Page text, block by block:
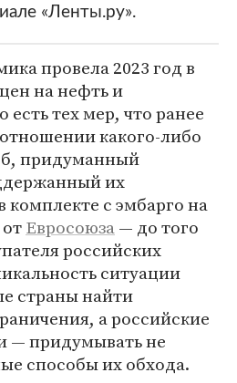
«Ленты.ру».
провела 2023 год в
на нефть и
тех мер, что ранее
какого-либо
придуманный
их
с эмбарго на
Евросоюза— до того
российских
ситуации
страны найти
а российские
— придумывать не
способы их обхода.